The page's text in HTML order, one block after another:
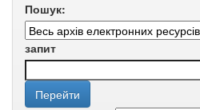
Пошук:
запит